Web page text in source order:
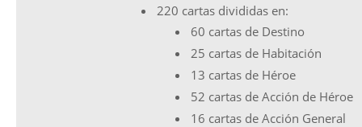
220 cartas divididas en:
60 cartas de Destino
25 cartas de Habitación
13 cartas de Héroe
52 cartas de Acción de Héroe
16 cartas de Acción General